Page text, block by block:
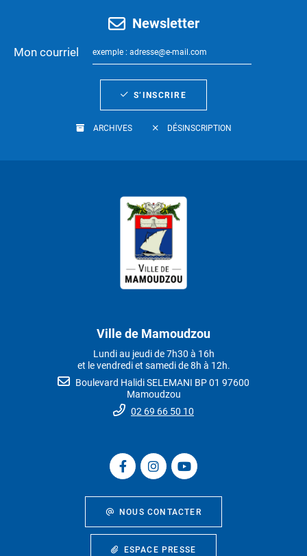
Newsletter
Mon courriel
S’INSCRIRE
ARCHIVES DÉSINSCRIPTION
Ville de Mamoudzou
Lundi au jeudi de 7h30 à 16h
et le vendredi et samedi de 8h à 12h.
Boulevard Halidi SELEMANI BP 01 97600
Mamoudzou
02 69 66 50 10
NOUS CONTACTER
ESPACE PRESSE